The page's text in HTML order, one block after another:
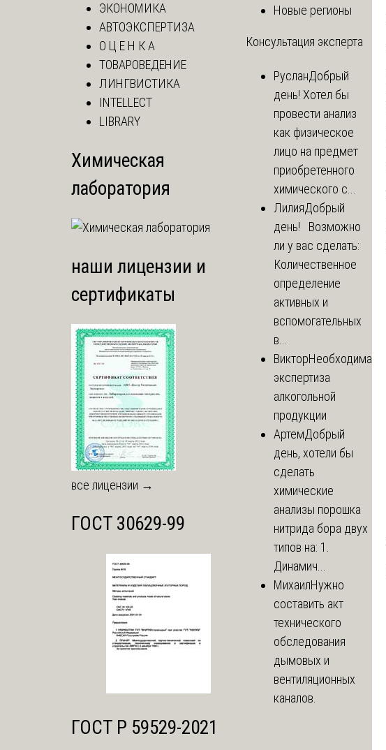
ЭКОНОМИКА
АВТОЭКСПЕРТИЗА
О Ц Е Н К А
ТОВАРОВЕДЕНИЕ
ЛИНГВИСТИКА
INTELLECT
LIBRARY
Химическая
лаборатория
наши лицензии и
сертификаты
все лицензии →
ГОСТ 30629-99
ГОСТ Р 59529-2021
Новые регионы
Консультация эксперта
РусланДобрый
день! Хотел бы
провести анализ
как физическое
лицо на предмет
приобретенного
химического с...
ЛилияДобрый
день! Возможно
ли у вас сделать:
Количественное
определение
активных и
вспомогательных
в...
ВикторНеобходима
экспертиза
алкогольной
продукции
АртемДобрый
день, хотели бы
сделать
химические
анализы порошка
нитрида бора двух
типов на: 1.
Динамич...
МихаилНужно
составить акт
технического
обследования
дымовых и
вентиляционных
каналов.